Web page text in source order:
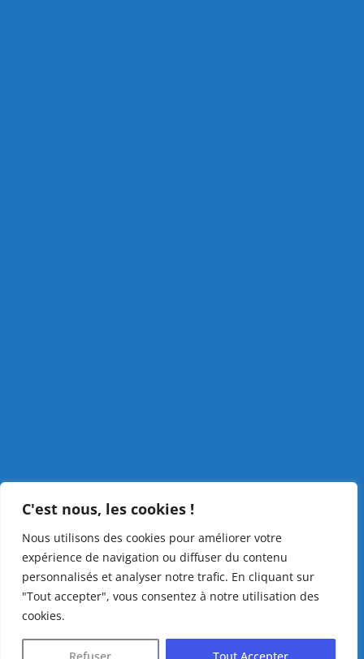
C'est nous, les cookies !
Nous utilisons des cookies pour améliorer votre
expérience de navigation ou diffuser du contenu
personnalisés et analyser notre trafic. En cliquant sur
"Tout accepter", vous consentez à notre utilisation des
cookies.